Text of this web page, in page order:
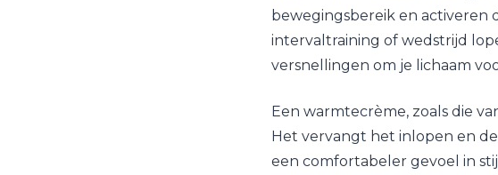
bewegingsbereik en activeren
intervaltraining of wedstrijd
versnellingen om je lichaam
Een warmtecrème, zoals die
Het vervangt het inlopen en
een comfortabeler gevoel in